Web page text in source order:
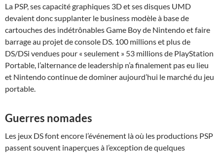
La PSP, ses capacité graphiques 3D et ses disques UMD
devaient donc supplanter le business modèle à base de
cartouches des indétrônables Game Boy de Nintendo et faire
barrage au projet de console DS. 100 millions et plus de
DS/DSi vendues pour « seulement » 53 millions de PlayStation
Portable, l’alternance de leadership n’a finalement pas eu lieu
et Nintendo continue de dominer aujourd’hui le marché du jeu
portable.
Guerres nomades
Les jeux DS font encore l’événement là où les productions PSP
passent souvent inaperçues à l’exception de quelques